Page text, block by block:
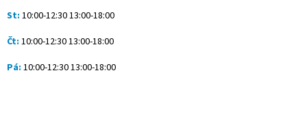
St: 10:00-12:30 13:00-18:00
Čt: 10:00-12:30 13:00-18:00
Pá: 10:00-12:30 13:00-18:00